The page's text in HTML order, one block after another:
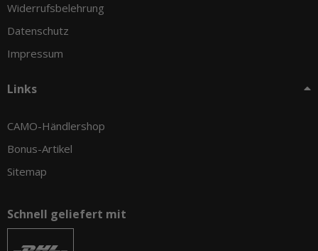
Widerrufsbelehrung
Datenschutz
Impressum
Links
CAMO-Händlershop
Bonus-Artikel
Sitemap
Schnell geliefert mit